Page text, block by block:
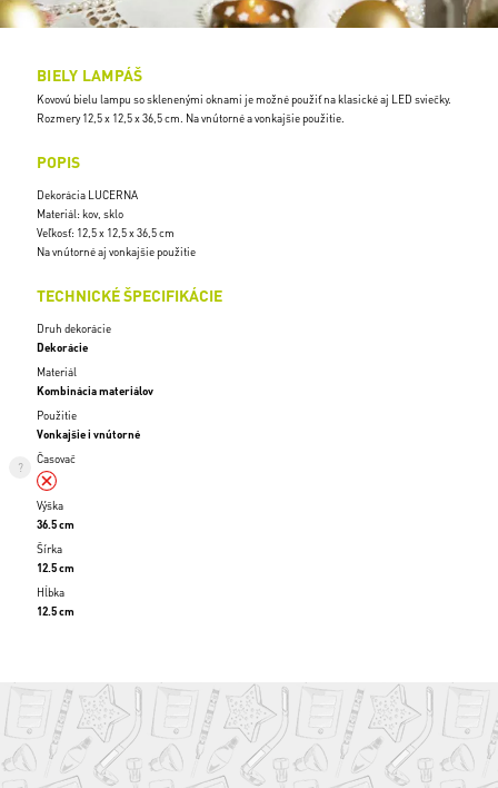
BIELY LAMPÁŠ
Kovovú bielu lampu so sklenenými oknami je možné použiť na klasické aj LED sviečky.
Rozmery 12,5 x 12,5 x 36,5 cm. Na vnútorné a vonkajšie použitie.
POPIS
Dekorácia LUCERNA
Materiál: kov, sklo
Veľkosť: 12,5 x 12,5 x 36,5 cm
Na vnútorné aj vonkajšie použitie
TECHNICKÉ ŠPECIFIKÁCIE
Druh dekorácie
Dekorácie
Materiál
Kombinácia materiálov
Použitie
Vonkajšie i vnútorné
Časovač
Výška
36.5 cm
Šírka
12.5 cm
Hĺbka
12.5 cm